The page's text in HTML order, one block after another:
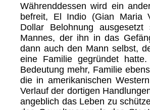
Währenddessen wird ein
befreit, El Indio (Gian Maria
Dollar Belohnung
Mannes, der ihn in das
dann auch den Mann selbst,
eine Familie gegründet
Bedeutung mehr, Familie
die in amerikanischen
Verlauf der dortigen
angeblich das Leben zu